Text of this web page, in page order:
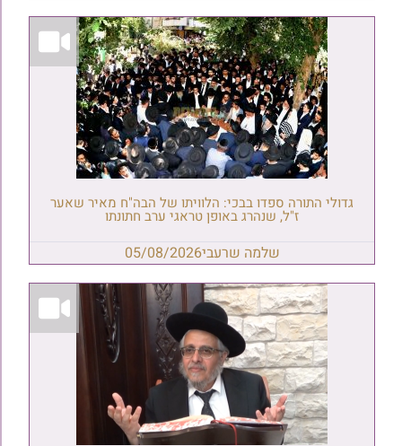
גדולי התורה ספדו בבכי: הלוויתו של הבה"ח מאיר שאער
ז"ל, שנהרג באופן טראגי ערב חתונתו
שלמה שרעבי05/08/2026